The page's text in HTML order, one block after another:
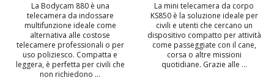
La Bodycam 880 è una
telecamera da indossare
multifunzione ideale come
alternativa alle costose
telecamere professionali o per
uso poliziesco. Compatta e
leggera, è perfetta per civili che
non richiedono ...
La mini telecamera da corpo
KS850 è la soluzione ideale per
civili e utenti che cercano un
dispositivo compatto per attività
come passeggiate con il cane,
corsa o altre missioni
quotidiane. Grazie alle ...